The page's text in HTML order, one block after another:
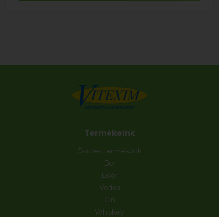
Termékeink
Összes termékünk
Bor
Likőr
Vodka
Gin
Whiskey